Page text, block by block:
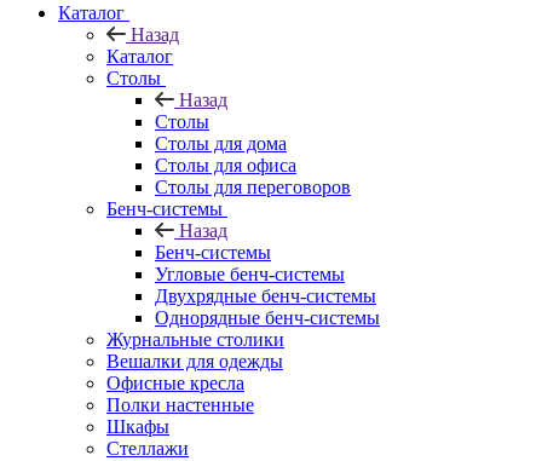
Каталог
Назад
Каталог
Столы
Назад
Столы
Столы для дома
Столы для офиса
Столы для переговоров
Бенч-системы
Назад
Бенч-системы
Угловые бенч-системы
Двухрядные бенч-системы
Однорядные бенч-системы
Журнальные столики
Вешалки для одежды
Офисные кресла
Полки настенные
Шкафы
Стеллажи